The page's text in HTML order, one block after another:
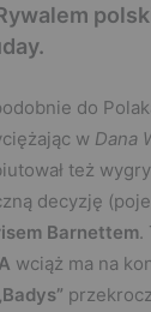
do
w Dana
też
decyzję
Barnettem.
wciąż ma na
„Badys”